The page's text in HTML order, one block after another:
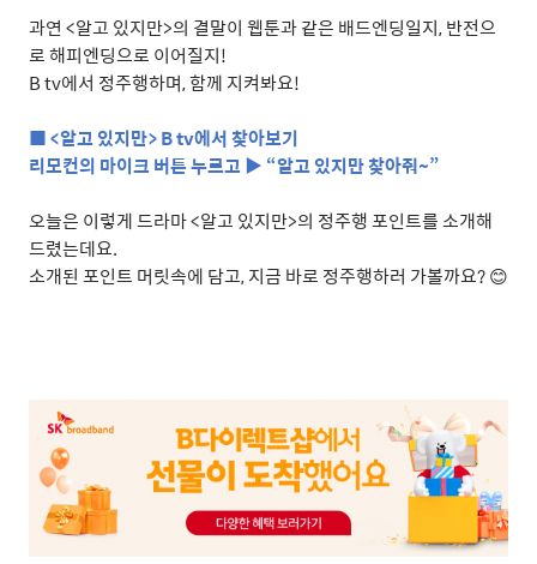
과연 <알고 있지만>의 결말이 웹툰과 같은 배드엔딩일지,반전으
로 해피엔딩으로 이어질지!
B tv에서 정주행하며,함께 지켜봐요!
■<알고 있지만> B tv에서 찾아보기
리모컨의 마이크 버튼 누르고 ▶ “알고 있지만 찾아줘~”
오늘은 이렇게 드라마<알고 있지만>의 정주행 포인트를 소개해
드렸는데요.
소개된 포인트 머릿속에 담고,지금 바로 정주행하러 가볼까요?😊